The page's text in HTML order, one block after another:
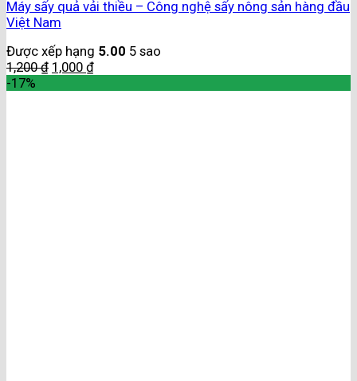
Máy sấy quả vải thiều – Công nghệ sấy nông sản hàng đầu
Việt Nam
Được xếp hạng 5.00 5 sao
1,200₫ 1,000 ₫
-17%